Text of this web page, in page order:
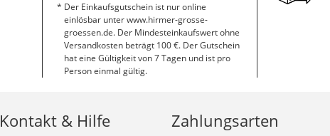
Der Einkaufsgutschein ist nur online
einlösbar unter www.hirmer-grosse-
groessen.de. Der Mindesteinkaufswert ohne
Versandkosten beträgt 100 €. Der Gutschein
hat eine Gültigkeit von 7 Tagen und ist pro
Person einmal gültig.
Kontakt & Hilfe Zahlungsarten